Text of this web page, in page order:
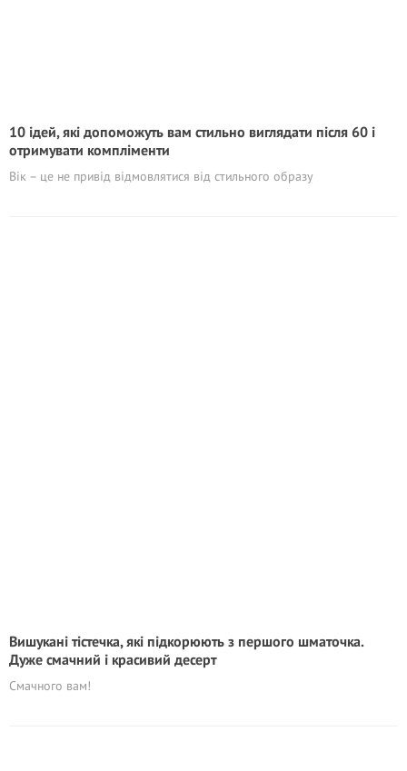
10 ідей, які допоможуть вам стильно виглядати після 60 і
отримувати компліменти
Вік – це не привід відмовлятися від стильного образу
Вишукані тістечка, які підкорюють з першого шматочка.
Дуже смачний і красивий десерт
Смачного вам!